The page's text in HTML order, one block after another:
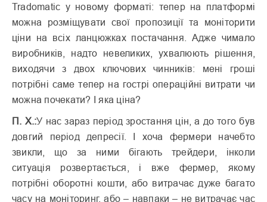
Tradomatic у новому форматі: тепер на платформі
можна розміщувати свої пропозиції та моніторити
ціни на всіх ланцюжках постачання. Адже чимало
виробників, надто невеликих, ухвалюють рішення,
виходячи з двох ключових чинників: мені гроші
потрібні саме тепер на гострі операційні витрати чи
можна почекати? І яка ціна?
П. Х.:У нас зараз період зростання цін, а до того був
довгий період депресії. І хоча фермери начебто
звикли, що за ними бігають трейдери, інколи
ситуація розвертається, і вже фермер, якому
потрібні оборотні кошти, або витрачає дуже багато
часу на моніторинг, або – навпаки – не витрачає час